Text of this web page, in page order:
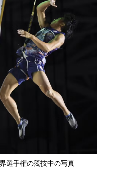
選手権の競技中の写真